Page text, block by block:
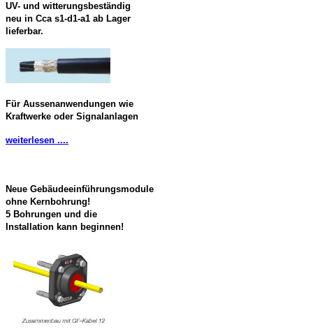
UV- und witterungsbeständig
neu in Cca s1-d1-a1 ab Lager
lieferbar.
Für Aussenanwendungen wie
Kraftwerke oder Signalanlagen
weiterlesen ....
Neue Gebäudeeinführungsmodule
ohne Kernbohrung!
5 Bohrungen und die
Installation kann beginnen!